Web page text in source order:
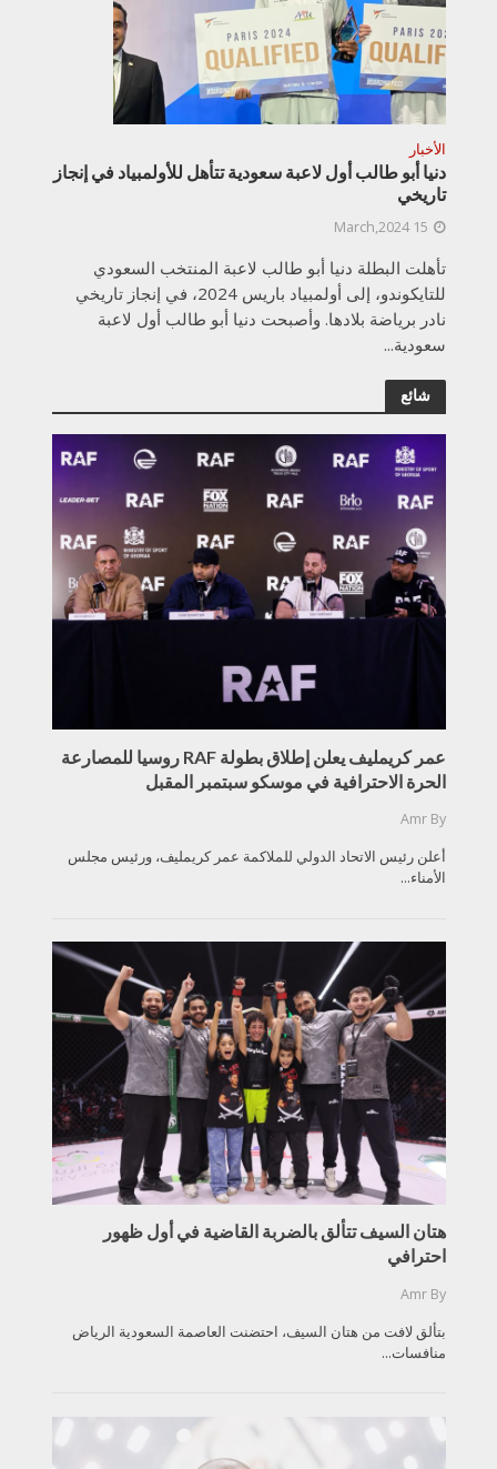
الأخبار
دنيا أبو طالب أول لاعبة سعودية تتأهل للأولمبياد في إنجاز
تاريخي
15 March,2024
تأهلت البطلة دنيا أبو طالب لاعبة المنتخب السعودي
للتايكوندو، إلى أولمبياد باريس 2024، في إنجاز تاريخي
نادر برياضة بلادها. وأصبحت دنيا أبو طالب أول لاعبة
سعودية...
شائع
عمر كريمليف يعلن إطلاق بطولة RAF روسيا للمصارعة
الحرة الاحترافية في موسكو سبتمبر المقبل
By
Amr
أعلن رئيس الاتحاد الدولي للملاكمة عمر كريمليف، ورئيس مجلس
الأمناء...
هتان السيف تتألق بالضربة القاضية في أول ظهور
احترافي
By
Amr
بتألق لافت من هتان السيف، احتضنت العاصمة السعودية الرياض
منافسات...